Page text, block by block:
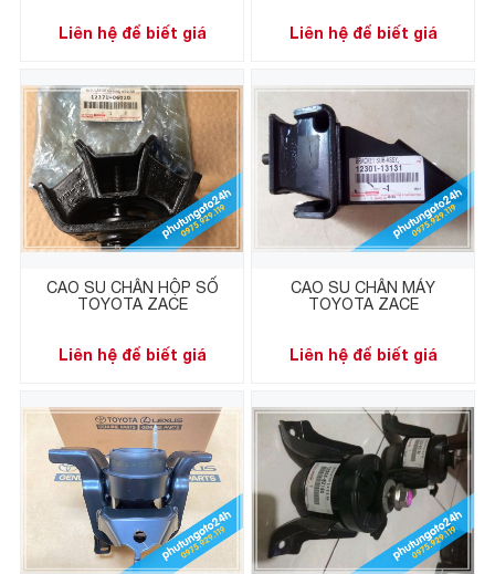
Liên hệ để biết giá Liên hệ để biết giá
CAO SU CHÂN HỘP SỐ
TOYOTA ZACE
Liên hệ để biết giá
CAO SU CHÂN MÁY
TOYOTA ZACE
Liên hệ để biết giá